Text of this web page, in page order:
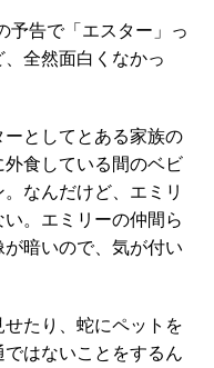
予告で「エスター」っ
全然面白くなかっ
としてとある家族の
食している間のベビ
なんだけど、エミリ
。エミリーの仲間ら
暗いので、気が付い
たり、蛇にペットを
はないことをするん